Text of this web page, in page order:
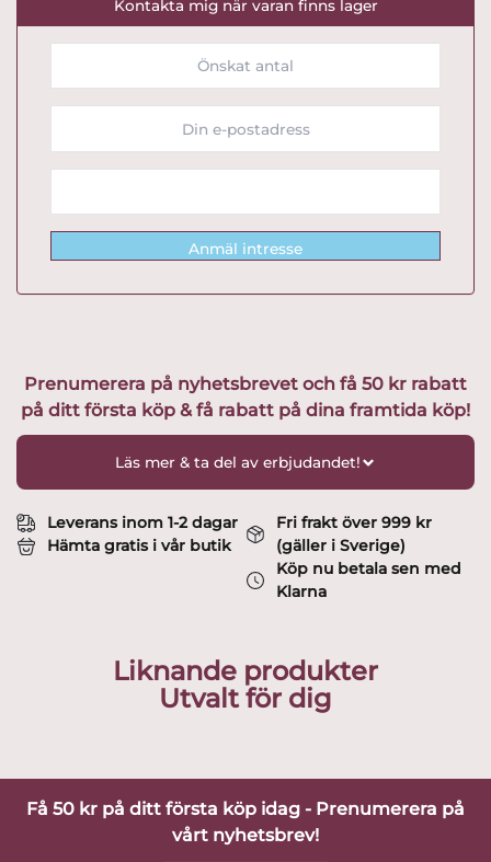
Kontakta mig när varan finns lager
Anmäl intresse
Prenumerera på nyhetsbrevet och få 50 kr rabatt
på ditt första köp & få rabatt på dina framtida köp!
Läs mer & ta del av erbjudandet!
Leverans inom 1-2 dagar
Hämta gratis i vår butik
Fri frakt över 999 kr
(gäller i Sverige)
Köp nu betala sen med
Klarna
Liknande produkter
Utvalt för dig
Få 50 kr på ditt första köp idag - Prenumerera på
vårt nyhetsbrev!